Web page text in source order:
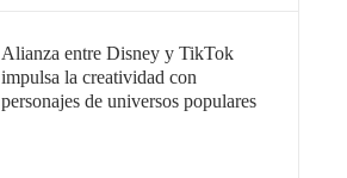
Alianza entre Disney y TikTok
impulsa la creatividad con
personajes de universos populares